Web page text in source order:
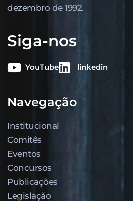
dezembro de 1992.
Siga-nos
YouTube linkedin
Navegação
Institucional
Comitês
Eventos
Concursos
Publicações
Legislação